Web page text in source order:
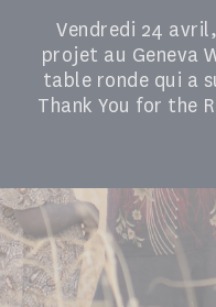
Vendredi 24
projet au Geneva
table ronde qui a
Thank You for the